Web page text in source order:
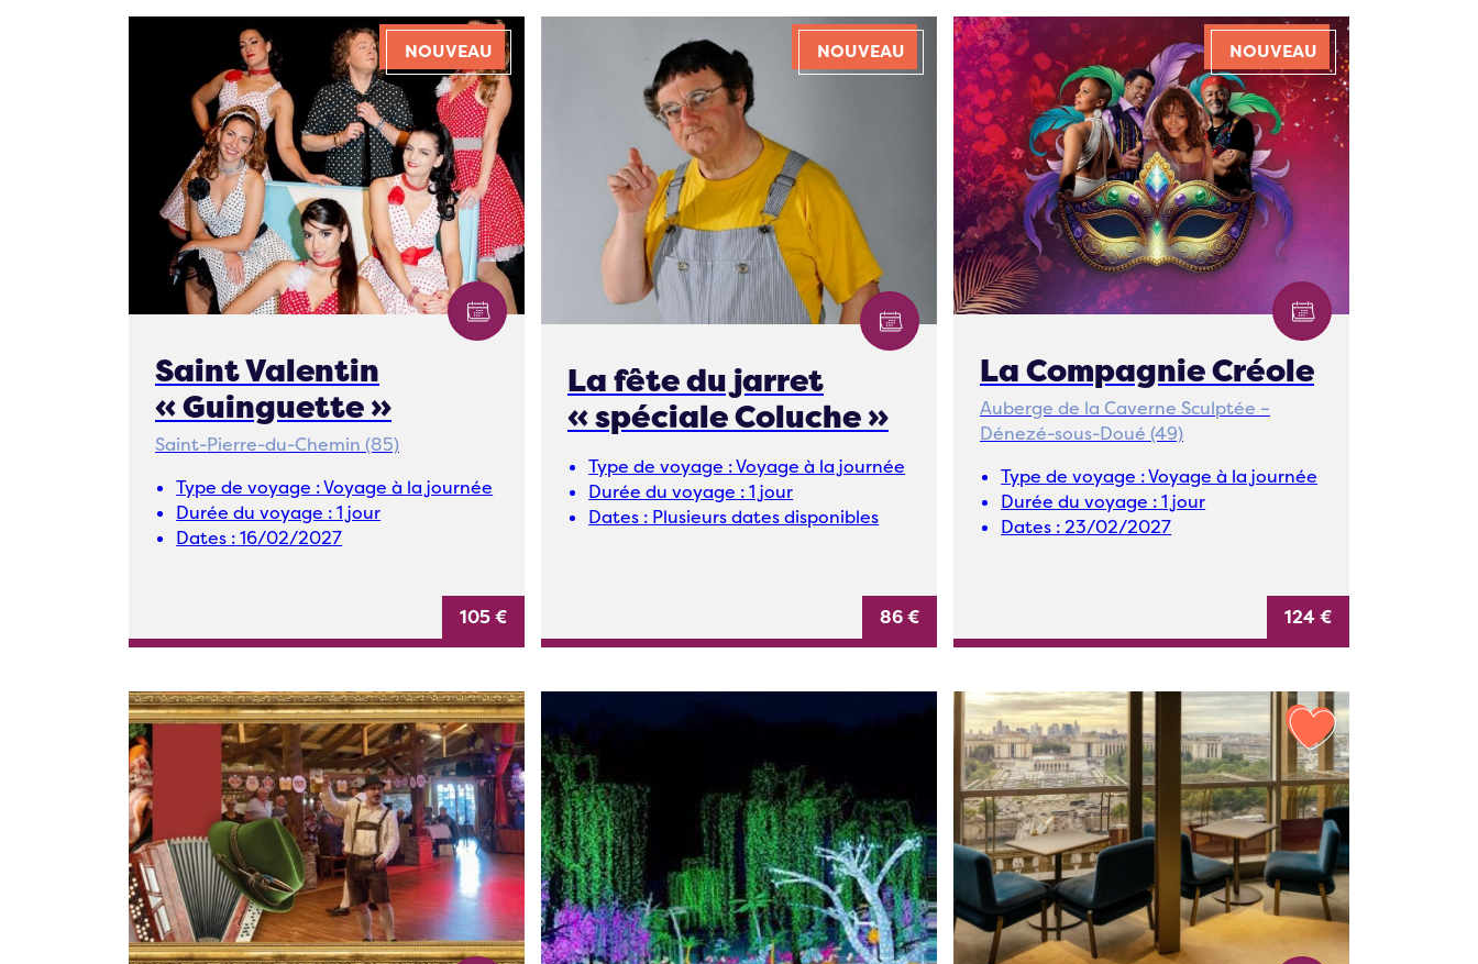
NOUVEAU
Saint Valentin
« Guinguette »
Saint-Pierre-du-Chemin (85)
Type de voyage :Voyage à la journée
Durée du voyage :1 jour
Dates :16/02/2027
105 €
NOUVEAU
La fête du jarret
« spéciale Coluche »
Type de voyage :Voyage à la journée
Durée du voyage :1 jour
Dates : Plusieurs dates disponibles
86 €
NOUVEAU
La Compagnie Créole
Auberge de la Caverne Sculptée –
Dénezé-sous-Doué (49)
Type de voyage :Voyage à la journée
Durée du voyage :1 jour
Dates :23/02/2027
124 €